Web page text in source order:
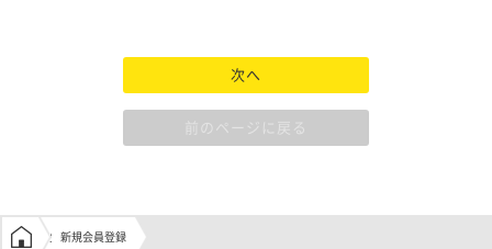
次へ
前のページに戻る
学生の窓口トップ
新規会員登録